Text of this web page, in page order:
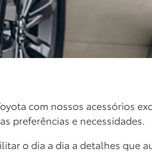
com nossos acessórios
preferências e necessidades.
o dia a dia a detalhes que